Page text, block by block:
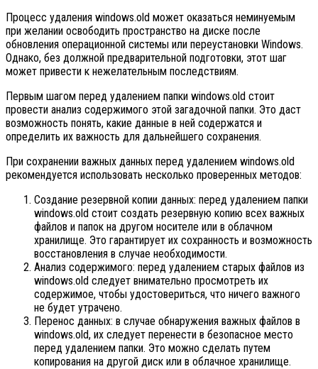
Процесс удаления windows.old может оказаться неминуемым
при желании освободить пространство на диске после
обновления операционной системы или переустановки Windows.
Однако, без должной предварительной подготовки, этот шаг
может привести к нежелательным последствиям.
Первым шагом перед удалением папки windows.old стоит
провести анализ содержимого этой загадочной папки. Это даст
возможность понять, какие данные в ней содержатся и
определить их важность для дальнейшего сохранения.
При сохранении важных данных перед удалением windows.old
рекомендуется использовать несколько проверенных методов:
Создание резервной копии данных: перед удалением папки
windows.old стоит создать резервную копию всех важных
файлов и папок на другом носителе или в облачном
хранилище. Это гарантирует их сохранность и возможность
восстановления в случае необходимости.
Анализ содержимого: перед удалением старых файлов из
windows.old следует внимательно просмотреть их
содержимое, чтобы удостовериться, что ничего важного
не будет утрачено.
Перенос данных: в случае обнаружения важных файлов в
windows.old, их следует перенести в безопасное место
перед удалением папки. Это можно сделать путем
копирования на другой диск или в облачное хранилище.